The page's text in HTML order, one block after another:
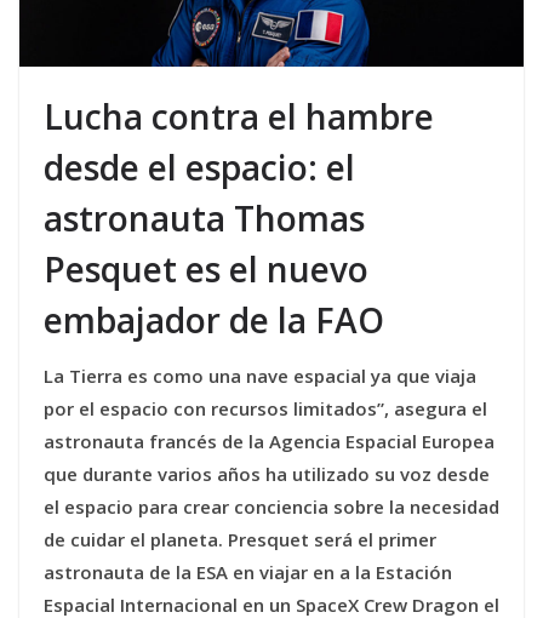
Lucha contra el hambre
desde el espacio: el
astronauta Thomas
Pesquet es el nuevo
embajador de la FAO
La Tierra es como una nave espacial ya que viaja
por el espacio con recursos limitados”, asegura el
astronauta francés de la Agencia Espacial Europea
que durante varios años ha utilizado su voz desde
el espacio para crear conciencia sobre la necesidad
de cuidar el planeta. Presquet será el primer
astronauta de la ESA en viajar en a la Estación
Espacial Internacional en un SpaceX Crew Dragon el